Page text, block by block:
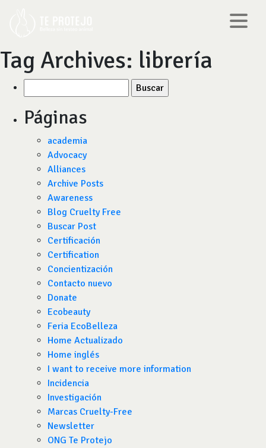
Tag Archives: librería
por:
Páginas
academia
Advocacy
Alliances
Archive Posts
Awareness
Blog Cruelty Free
Buscar Post
Certificación
Certification
Concientización
Contacto nuevo
Donate
Ecobeauty
Feria EcoBelleza
Home Actualizado
Home inglés
I want to receive more information
Incidencia
Investigación
Marcas Cruelty-Free
Newsletter
ONG Te Protejo